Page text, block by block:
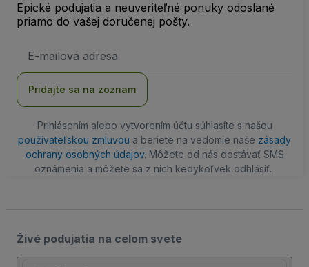
Epické podujatia a neuveriteľné ponuky odoslané
priamo do vašej doručenej pošty.
mailová
Pridajte sa na zoznam
Prihlásením alebo vytvorením účtu súhlasíte s našou
používateľskou zmluvou a beriete na vedomie naše zásady
ochrany osobných údajov. Môžete od nás dostávať SMS
oznámenia a môžete sa z nich kedykoľvek odhlásiť.
Živé podujatia na celom svete